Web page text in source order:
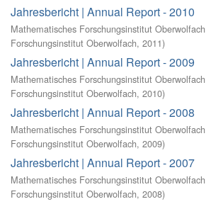
Jahresbericht | Annual Report - 2010
Mathematisches Forschungsinstitut Oberwolfach
Forschungsinstitut Oberwolfach, 2011)
Jahresbericht | Annual Report - 2009
Mathematisches Forschungsinstitut Oberwolfach
Forschungsinstitut Oberwolfach, 2010)
Jahresbericht | Annual Report - 2008
Mathematisches Forschungsinstitut Oberwolfach
Forschungsinstitut Oberwolfach, 2009)
Jahresbericht | Annual Report - 2007
Mathematisches Forschungsinstitut Oberwolfach
Forschungsinstitut Oberwolfach, 2008)